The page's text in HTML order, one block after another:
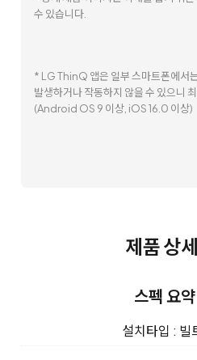
수 있습니다.
* LG ThinQ 앱은 일부 스마트폰에서
발생하거나 작동하지 않을 수 있으니
(Android OS 9 이상, iOS 16.0 이상)
제품 상
스펙 요
설치타입 : 빌